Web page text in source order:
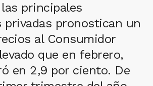
principales
privadas pronostican un
al Consumidor
que en febrero,
en 2,9 por ciento. De